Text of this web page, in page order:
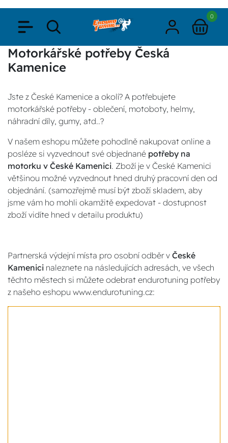
0
Motorkářské potřeby Česká
Kamenice
Jste z České Kamenice a okolí? A potřebujete
motorkářské potřeby - oblečení, motoboty, helmy,
náhradní díly, gumy, atd..?
V našem eshopu můžete pohodlně nakupovat online a
posléze si vyzvednout své objednané potřeby na
motorku v České Kamenici. Zboží je v České Kamenici
většinou možné vyzvednout hned druhý pracovní den od
objednání. (samozřejmě musí být zboží skladem, aby
jsme vám ho mohli okamžitě expedovat - dostupnost
zboží vidíte hned v detailu produktu)
Partnerská výdejní místa pro osobní odběr v České
Kamenici naleznete na následujících adresách, ve všech
těchto městech si můžete odebrat endurotuning potřeby
z našeho eshopu www.endurotuning.cz: